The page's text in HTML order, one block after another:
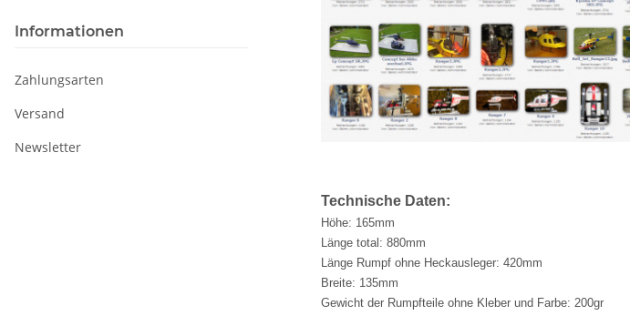
Technische Daten:
Höhe: 165mm
Länge total: 880mm
Länge Rumpf ohne Heckausleger: 420mm
Breite: 135mm
Gewicht der Rumpfteile ohne Kleber und Farbe: 200gr
Informationen
Zahlungsarten
Versand
Newsletter